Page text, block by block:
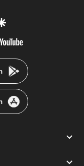
google
youtube-